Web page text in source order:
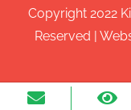
Copyright 2022
Reserved |